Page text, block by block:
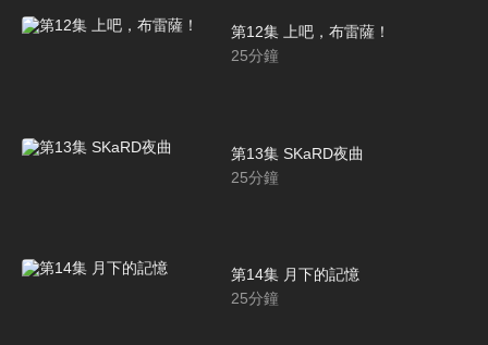
第12集 上吧，布雷薩！
25分鐘
第13集 SKaRD夜曲
25分鐘
第14集 月下的記憶
25分鐘